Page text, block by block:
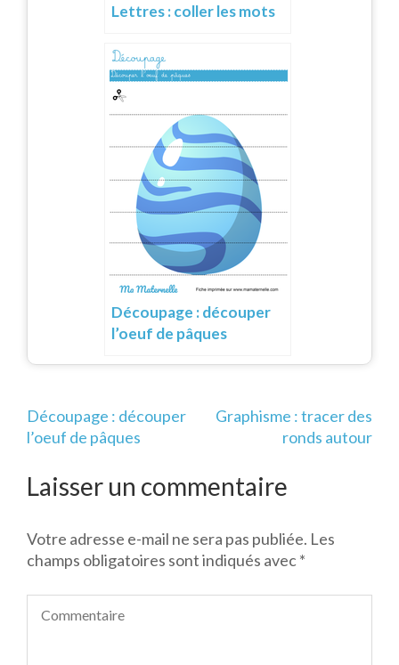
Lettres : coller les mots
Découpage : découper
l’oeuf de pâques
Navigation
de
Découpage : découper
l’oeuf de pâques
Graphisme : tracer des
ronds autour
Laisser un commentaire
Votre adresse e-mail ne sera pas publiée. Les
champs obligatoires sont indiqués avec*